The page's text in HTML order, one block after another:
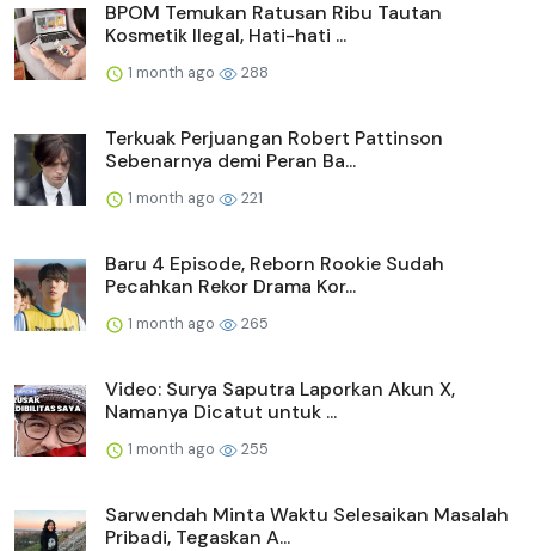
BPOM Temukan Ratusan Ribu Tautan
Kosmetik Ilegal, Hati-hati ...
1 month ago 288
Terkuak Perjuangan Robert Pattinson
Sebenarnya demi Peran Ba...
1 month ago 221
Baru 4 Episode, Reborn Rookie Sudah
Pecahkan Rekor Drama Kor...
1 month ago 265
Video: Surya Saputra Laporkan Akun X,
Namanya Dicatut untuk ...
1 month ago 255
Sarwendah Minta Waktu Selesaikan Masalah
Pribadi, Tegaskan A...